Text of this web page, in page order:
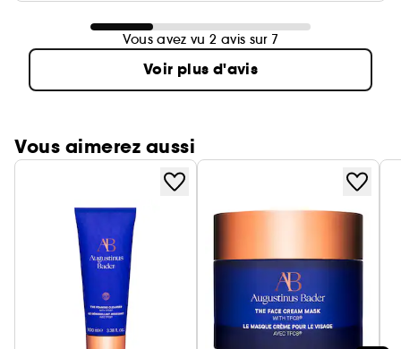
Vous avez vu 2 avis sur 7
Voir plus d'avis
Vous aimerez aussi